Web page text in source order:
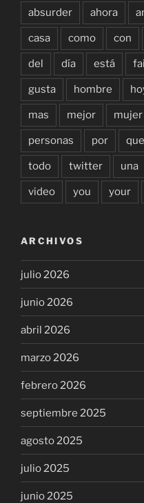
absurder ahora
casa como con
del día está
gusta hombre
mas mejor mujer
personas por que
todo twitter una
video you your
ARCHIVOS
julio 2026
junio 2026
abril 2026
marzo 2026
febrero 2026
septiembre 2025
agosto 2025
julio 2025
junio 2025